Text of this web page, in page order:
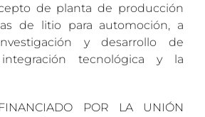
de planta de producción
de litio para automoción, a
y desarrollo de
tecnológica y la
POR LA UNIÓN